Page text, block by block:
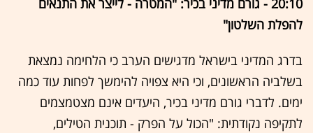
20:10 - גורם מדיני בכיר: "המטרה - לייצר את התנאים
להפלת השלטון"
בדרג המדיני בישראל מדגישים הערב כי הלחימה נמצאת
בשלביה הראשונים, וכי היא צפויה להימשך לפחות עוד כמה
ימים. לדברי גורם מדיני בכיר, היעדים אינם מצטמצמים
לתקיפה נקודתית: "הכול על הפרק - תוכנית הטילים,